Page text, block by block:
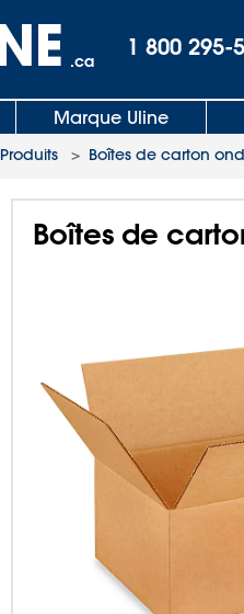
.ca
1 800 295-
Marque Uline
Produits > Boîtes de carton
Boîtes de